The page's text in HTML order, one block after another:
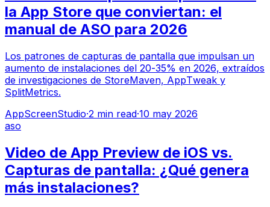
la App Store que conviertan: el
manual de ASO para 2026
Los patrones de capturas de pantalla que impulsan un
aumento de instalaciones del 20-35% en 2026, extraídos
de investigaciones de StoreMaven, AppTweak y
SplitMetrics.
AppScreenStudio·2 min read·10 may 2026
aso
Video de App Preview de iOS vs.
Capturas de pantalla: ¿Qué genera
más instalaciones?